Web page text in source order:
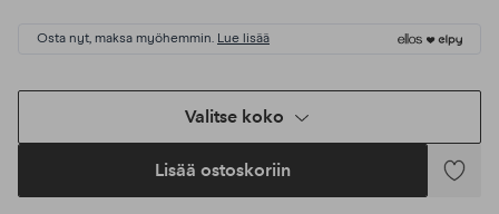
Osta nyt, maksa myöhemmin. Lue lisää
Valitse koko
Lisää ostoskoriin
Lisää